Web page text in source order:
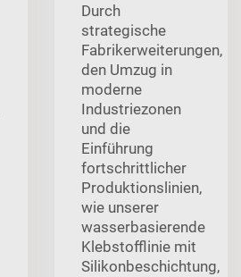
Durch
strategische
Fabrikerweiterungen,
den Umzug in
moderne
Industriezonen
und die
Einführung
fortschrittlicher
Produktionslinien,
wie unserer
wasserbasierende
Klebstofflinie mit
Silikonbeschichtung,